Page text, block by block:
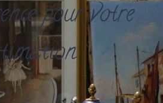
pour votre